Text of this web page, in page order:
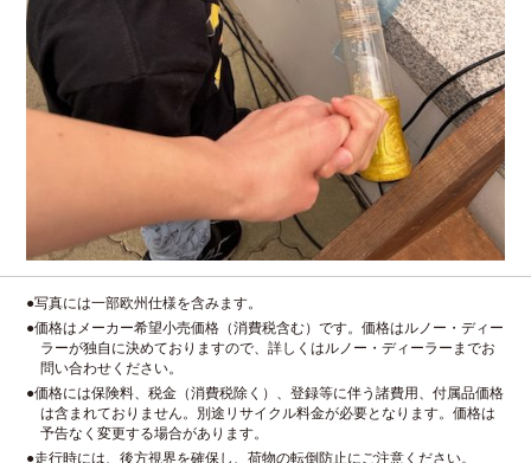
●写真には一部欧州仕様を含みます。
●価格はメーカー希望小売価格（消費税含む）です。価格はルノー・ディー
ラーが独自に決めておりますので、詳しくはルノー・ディーラーまでお
問い合わせください。
●価格には保険料、税金（消費税除く）、登録等に伴う諸費用、付属品価格
は含まれておりません。別途リサイクル料金が必要となります。価格は
予告なく変更する場合があります。
●走行時には、後方視界を確保し、荷物の転倒防止にご注意ください。